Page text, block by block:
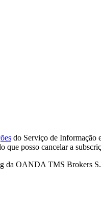
do Serviço de Informação
que posso cancelar a
da OANDA TMS Brokers